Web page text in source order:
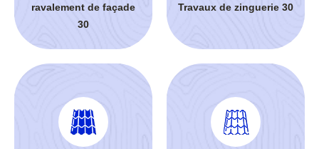
ravalement de façade
30
Travaux de zinguerie 30